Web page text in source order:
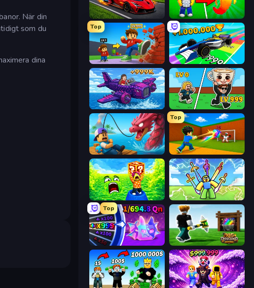
När din
som du
dina
Collect Brainrot Egg
Top
Obby: +1 Click Wall Breaker Obby Car Challenge: Drive
Obby Plane Power Challenge: Fly Brainrot Arena Online
Fish It Now
Top
Baseball For Brainrot
Save Memerots: Acid Lava lake Obby vs Brainrot
Top
Meeland.io Dig and Descend: Obby Mine